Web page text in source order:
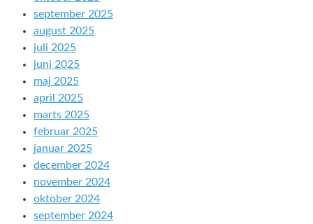
september 2025
august 2025
juli 2025
juni 2025
maj 2025
april 2025
marts 2025
februar 2025
januar 2025
december 2024
november 2024
oktober 2024
september 2024